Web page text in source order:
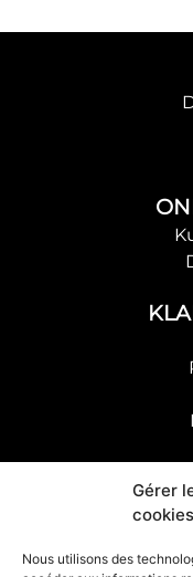
Gérer
cookies
Nous utilisons des
VOLG DE
ABONNEER JE